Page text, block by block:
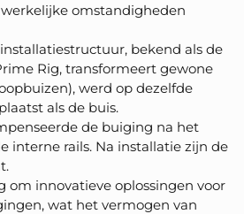
omstandigheden
bekend als de
Rig, transformeert gewone
werd op dezelfde
als de buis.
de buiging na het
interne rails. Na installatie zijn de
om innovatieve oplossingen voor
wat het vermogen van